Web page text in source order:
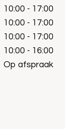
10:00 - 17:00
10:00 - 17:00
10:00 - 17:00
10:00 - 16:00
Op afspraak